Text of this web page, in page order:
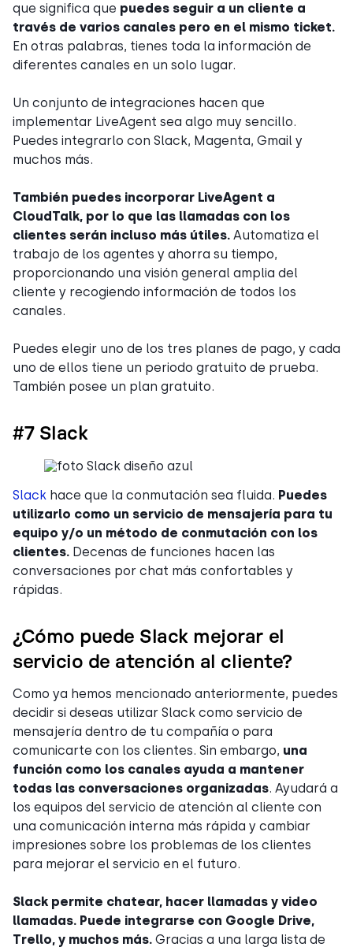
que significa que puedes seguir a un cliente a
través de varios canales pero en el mismo ticket.
En otras palabras, tienes toda la información de
diferentes canales en un solo lugar.
Un conjunto de integraciones hacen que
implementar LiveAgent sea algo muy sencillo.
Puedes integrarlo con Slack, Magenta, Gmail y
muchos más.
También puedes incorporar LiveAgent a
CloudTalk, por lo que las llamadas con los
clientes serán incluso más útiles. Automatiza el
trabajo de los agentes y ahorra su tiempo,
proporcionando una visión general amplia del
cliente y recogiendo información de todos los
canales.
Puedes elegir uno de los tres planes de pago, y cada
uno de ellos tiene un periodo gratuito de prueba.
También posee un plan gratuito.
#7 Slack
Slack hace que la conmutación sea fluida. Puedes
utilizarlo como un servicio de mensajería para tu
equipo y/o un método de conmutación con los
clientes. Decenas de funciones hacen las
conversaciones por chat más confortables y
rápidas.
¿Cómo puede Slack mejorar el
servicio de atención al cliente?
Como ya hemos mencionado anteriormente, puedes
decidir si deseas utilizar Slack como servicio de
mensajería dentro de tu compañía o para
comunicarte con los clientes. Sin embargo, una
función como los canales ayuda a mantener
todas las conversaciones organizadas. Ayudará a
los equipos del servicio de atención al cliente con
una comunicación interna más rápida y cambiar
impresiones sobre los problemas de los clientes
para mejorar el servicio en el futuro.
Slack permite chatear, hacer llamadas y video
llamadas. Puede integrarse con Google Drive,
Trello, y muchos más. Gracias a una larga lista de